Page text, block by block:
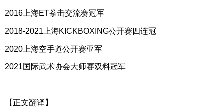
2016上海ET拳击交流赛冠军
2018-2021上海KICKBOXING公开赛四连冠
2020上海空手道公开赛亚军
2021国际武术协会大师赛双料冠军
【正文翻译】